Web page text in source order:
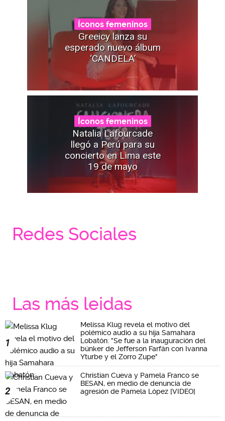
Íconos femeninos
Greeicy lanza su
esperado nuevo álbum
‘CANDELA’
Íconos femeninos
Natalia Lafourcade
llegó a Perú para su
concierto en Lima este
19 de mayo
Redes Sociales
Las más leidas
1
Melissa Klug revela el motivo del
polémico audio a su hija Samahara
Lobatón: "Se fue a la inauguración del
búnker de Jefferson Farfán con Ivanna
Yturbe y el Zorro Zupe"
2
Christian Cueva y Pamela Franco se
BESAN, en medio de denuncia de
agresión de Pamela López [VIDEO]